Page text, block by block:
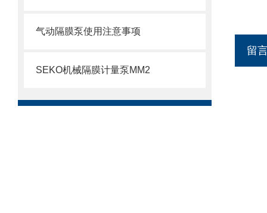
气动隔膜泵使用注意事项
SEKO机械隔膜计量泵MM2
留